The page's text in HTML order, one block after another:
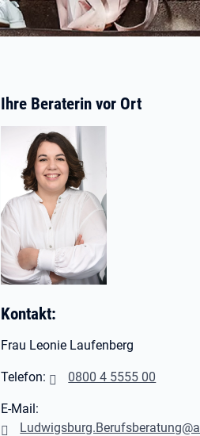
Ihre Beraterin vor Ort
Kontakt:
Frau Leonie Laufenberg
Telefon: 0800 4 5555 00
E-Mail: